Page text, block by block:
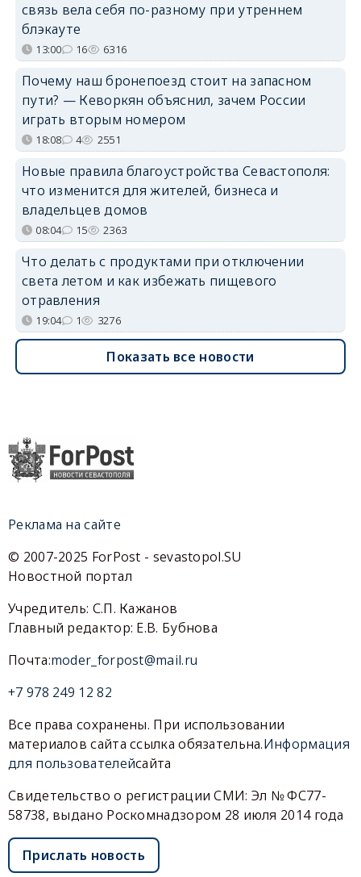
связь вела себя по-разному при утреннем
блэкауте
13:00 16 6316
Почему наш бронепоезд стоит на запасном
пути? — Кеворкян объяснил, зачем России
играть вторым номером
18:08 4 2551
Новые правила благоустройства Севастополя:
что изменится для жителей, бизнеса и
владельцев домов
08:04 15 2363
Что делать с продуктами при отключении
света летом и как избежать пищевого
отравления
19:04 1 3276
Показать все новости
Реклама на сайте
© 2007-2025 ForPost - sevastopol.SU
Новостной портал
Учредитель: С.П. Кажанов
Главный редактор: Е.В. Бубнова
Почта:moder_forpost@mail.ru
+7 978 249 12 82
Все права сохранены. При использовании
материалов сайта ссылка обязательна.Информация
для пользователейсайта
Свидетельство о регистрации СМИ: Эл № ФС77-
58738, выдано Роскомнадзором 28 июля 2014 года
Прислать новость